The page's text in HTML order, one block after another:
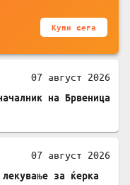
Купи сега
07 август 2026
на Брвеница
07 август 2026
за ќерка